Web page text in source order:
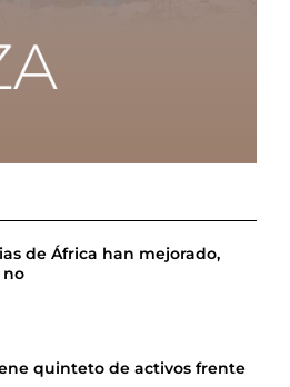
de África han mejorado,
no
quinteto de activos frente